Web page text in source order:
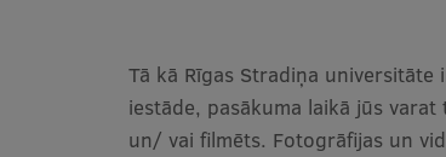
Tā kā Rīgas Stradiņa universitāte
iestāde, pasākuma laikā jūs
un/ vai filmēts. Fotogrāfijas un